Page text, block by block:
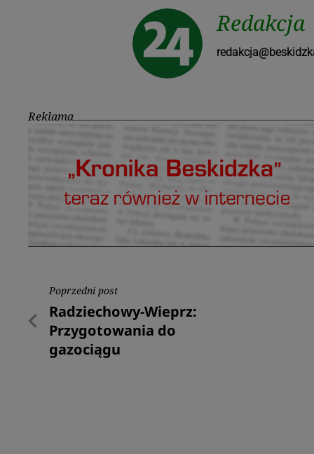
Redakcja
Reklama
Nawigacja
wpisu
Poprzedni post
Poprzedni
post
Radziechowy-Wieprz:
Przygotowania do
gazociągu